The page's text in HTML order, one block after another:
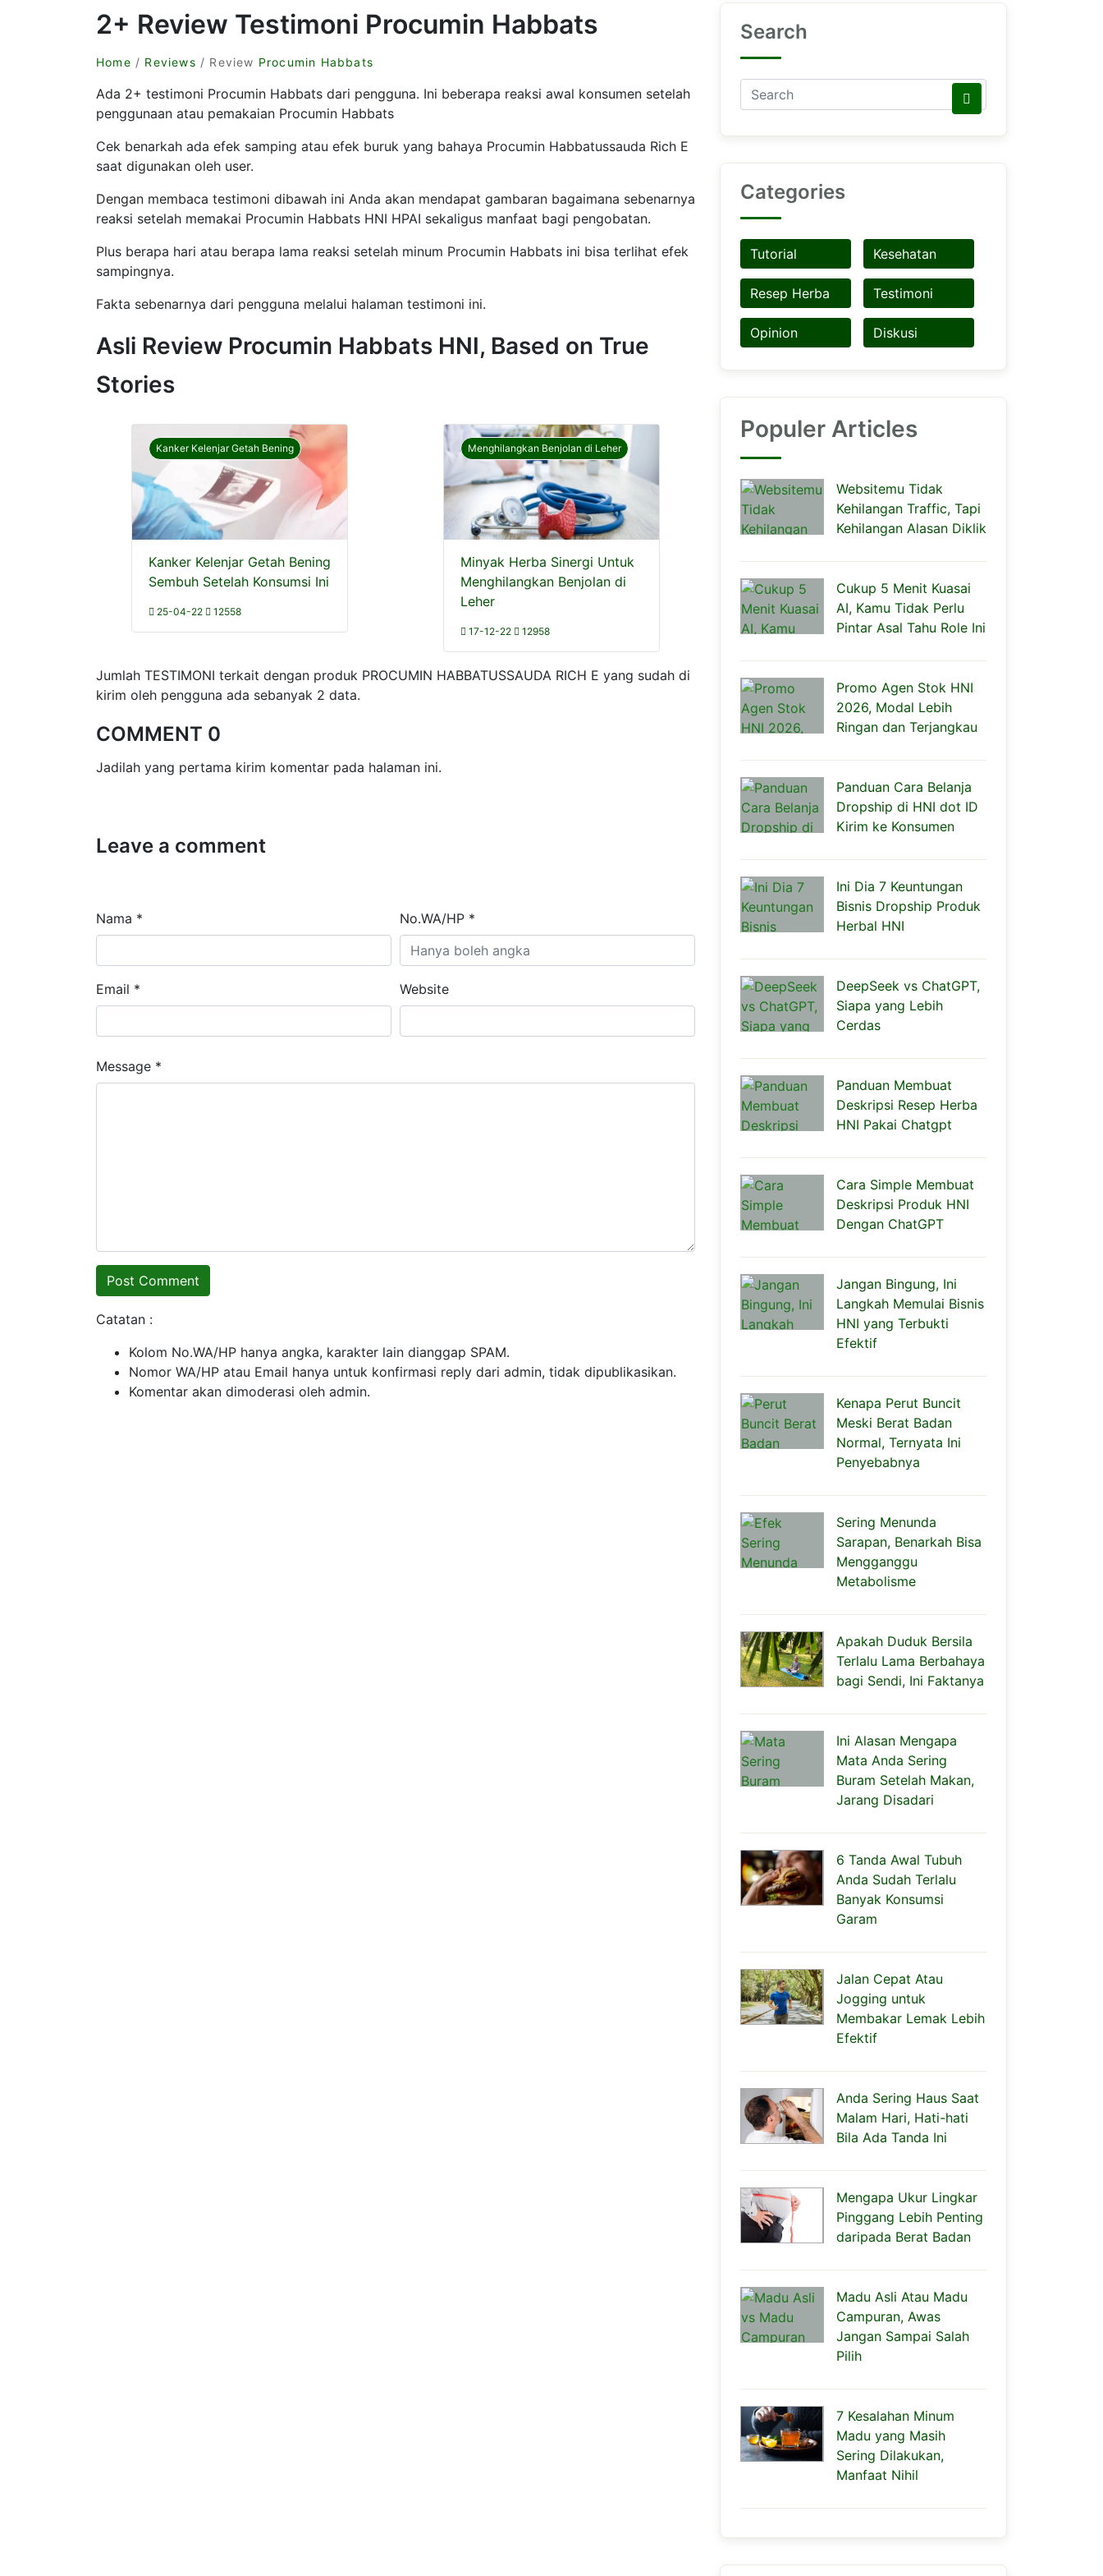
2+ Review Testimoni Procumin Habbats
Home / Reviews / Review Procumin Habbats
Ada 2+ testimoni Procumin Habbats dari pengguna. Ini beberapa reaksi awal konsumen setelah
penggunaan atau pemakaian Procumin Habbats
Cek benarkah ada efek samping atau efek buruk yang bahaya Procumin Habbatussauda Rich E
saat digunakan oleh user.
Dengan membaca testimoni dibawah ini Anda akan mendapat gambaran bagaimana sebenarnya
reaksi setelah memakai Procumin Habbats HNI HPAI sekaligus manfaat bagi pengobatan.
Plus berapa hari atau berapa lama reaksi setelah minum Procumin Habbats ini bisa terlihat efek
sampingnya.
Fakta sebenarnya dari pengguna melalui halaman testimoni ini.
Asli Review Procumin Habbats HNI, Based on True
Stories
Kanker Kelenjar Getah Bening
Kanker Kelenjar Getah Bening
Sembuh Setelah Konsumsi Ini
25-04-22 12558
Menghilangkan Benjolan di Leher
Minyak Herba Sinergi Untuk
Menghilangkan Benjolan di
Leher
17-12-22 12958
Jumlah TESTIMONI terkait dengan produk PROCUMIN HABBATUSSAUDA RICH E yang sudah di
kirim oleh pengguna ada sebanyak 2 data.
COMMENT 0
Jadilah yang pertama kirim komentar pada halaman ini.
Leave a comment
Nama * No.WA/HP *
Email * Website
Message *
Catatan :
Kolom No.WA/HP hanya angka, karakter lain dianggap SPAM.
Nomor WA/HP atau Email hanya untuk konfirmasi reply dari admin, tidak dipublikasikan.
Komentar akan dimoderasi oleh admin.
Search
Categories
Tutorial Kesehatan
Resep Herba Testimoni
Opinion Diskusi
Populer Articles
Websitemu Tidak
Kehilangan Traffic, Tapi
Kehilangan Alasan Diklik
Cukup 5 Menit Kuasai
AI, Kamu Tidak Perlu
Pintar Asal Tahu Role Ini
Promo Agen Stok HNI
2026, Modal Lebih
Ringan dan Terjangkau
Panduan Cara Belanja
Dropship di HNI dot ID
Kirim ke Konsumen
Ini Dia 7 Keuntungan
Bisnis Dropship Produk
Herbal HNI
DeepSeek vs ChatGPT,
Siapa yang Lebih
Cerdas
Panduan Membuat
Deskripsi Resep Herba
HNI Pakai Chatgpt
Cara Simple Membuat
Deskripsi Produk HNI
Dengan ChatGPT
Jangan Bingung, Ini
Langkah Memulai Bisnis
HNI yang Terbukti
Efektif
Kenapa Perut Buncit
Meski Berat Badan
Normal, Ternyata Ini
Penyebabnya
Sering Menunda
Sarapan, Benarkah Bisa
Mengganggu
Metabolisme
Apakah Duduk Bersila
Terlalu Lama Berbahaya
bagi Sendi, Ini Faktanya
Ini Alasan Mengapa
Mata Anda Sering
Buram Setelah Makan,
Jarang Disadari
6 Tanda Awal Tubuh
Anda Sudah Terlalu
Banyak Konsumsi
Garam
Jalan Cepat Atau
Jogging untuk
Membakar Lemak Lebih
Efektif
Anda Sering Haus Saat
Malam Hari, Hati-hati
Bila Ada Tanda Ini
Mengapa Ukur Lingkar
Pinggang Lebih Penting
daripada Berat Badan
Madu Asli Atau Madu
Campuran, Awas
Jangan Sampai Salah
Pilih
7 Kesalahan Minum
Madu yang Masih
Sering Dilakukan,
Manfaat Nihil